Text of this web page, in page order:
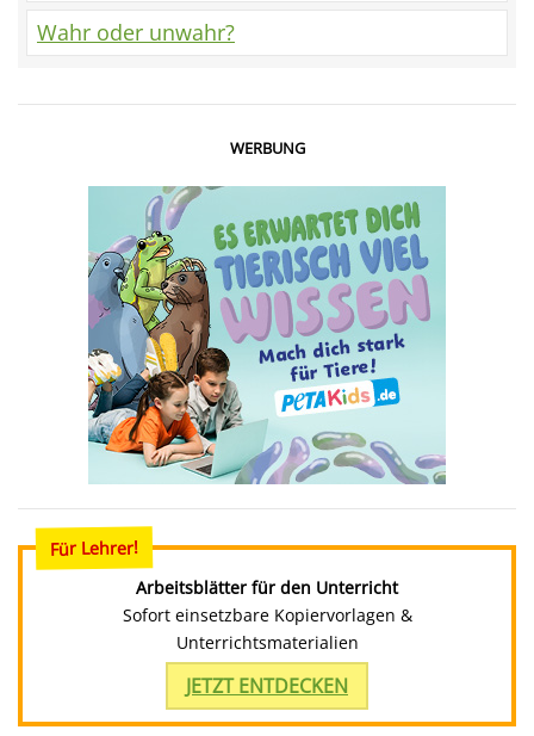
Wahr oder unwahr?
WERBUNG
Für Lehrer!
Arbeitsblätter für den Unterricht
Sofort einsetzbare Kopiervorlagen &
Unterrichtsmaterialien
JETZT ENTDECKEN